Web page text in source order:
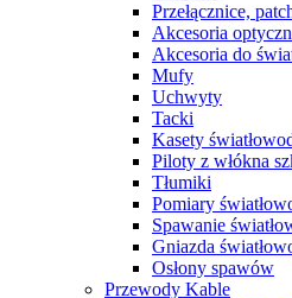
Przełącznice,
Akcesoria
Akcesoria do
Mufy
Uchwyty
Tacki
Kasety
Piloty z włókna
Tłumiki
Pomiary
Spawanie
Gniazda
Osłony spawów
Przewody Kable